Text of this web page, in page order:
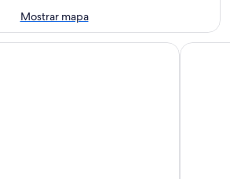
Mostrar mapa
San Paolo Villa